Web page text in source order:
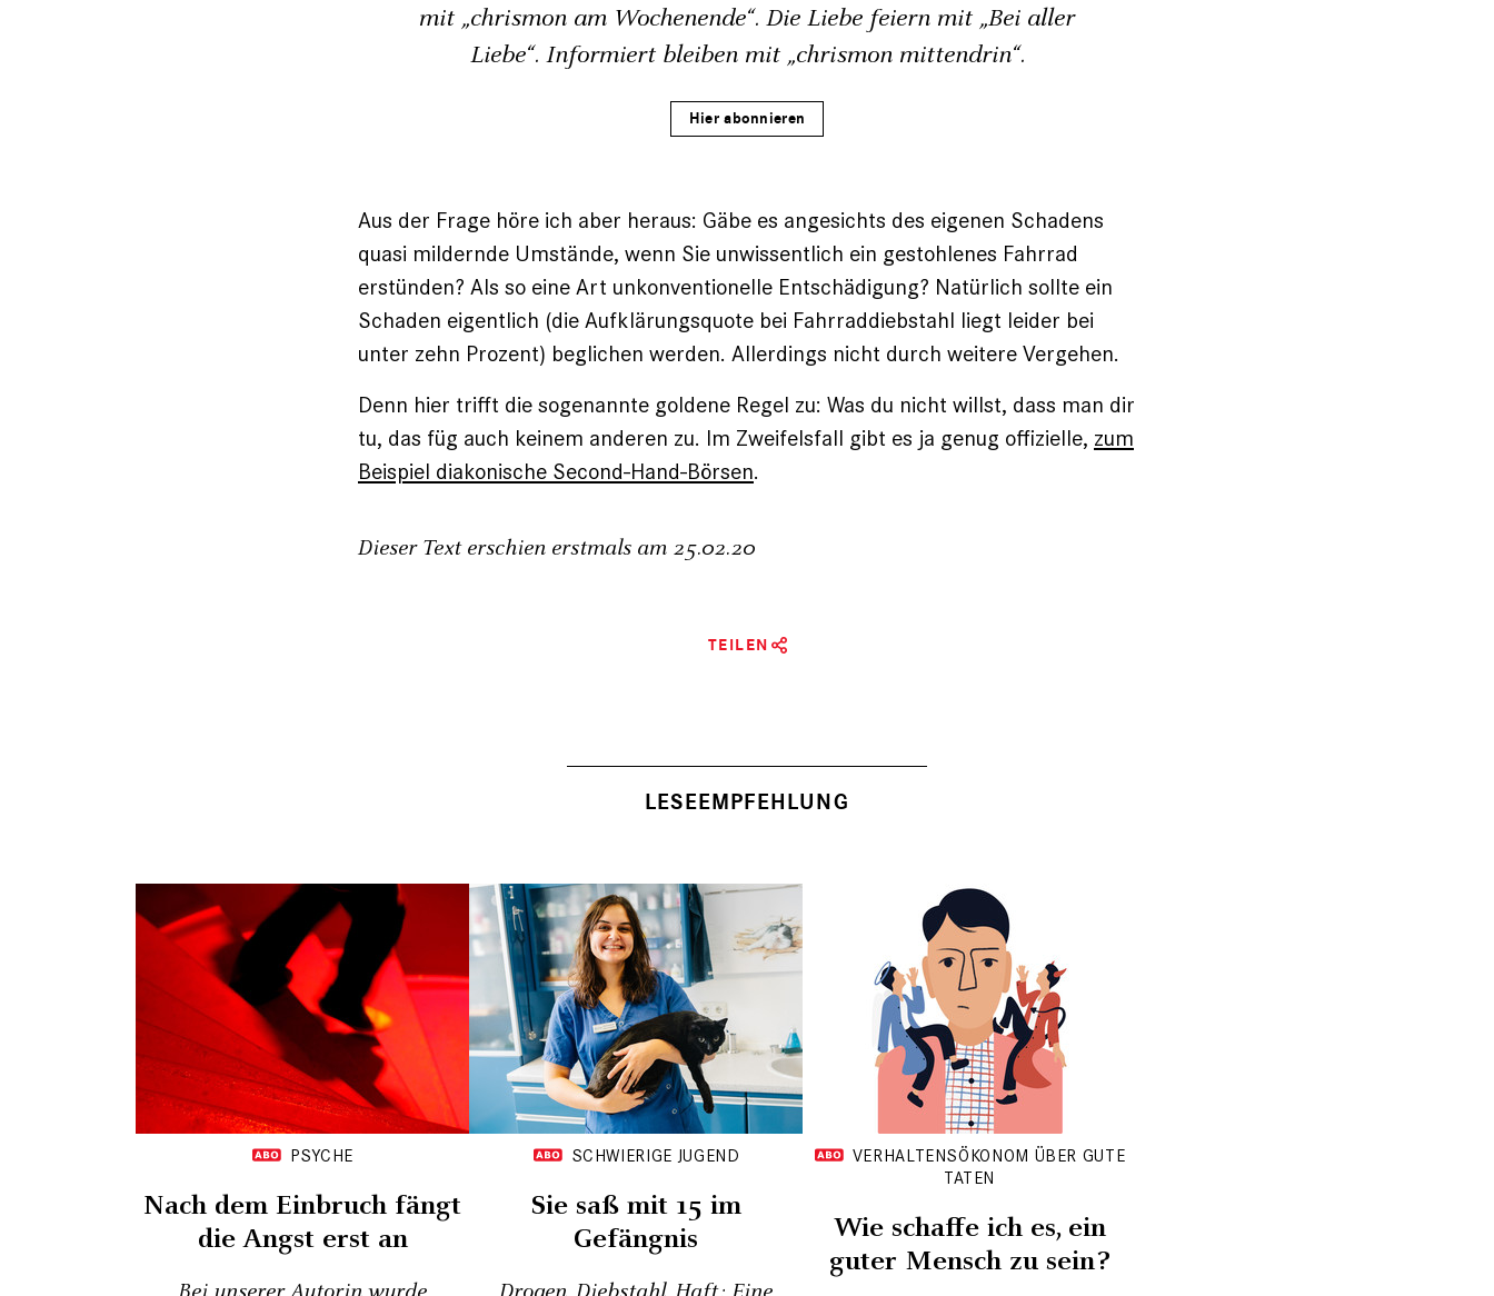
mit „chrismon am Wochenende“. Die Liebe feiern mit „Bei aller
Liebe“. Informiert bleiben mit „chrismon mittendrin“.
Hier abonnieren
Aus der Frage höre ich aber heraus: Gäbe es angesichts des eigenen Schadens
quasi mildernde Umstände, wenn Sie unwissentlich ein gestohlenes Fahrrad
erstünden? Als so eine Art unkonventionelle Entschädigung? Natürlich sollte ein
Schaden eigentlich (die Aufklärungsquote bei Fahrraddiebstahl liegt leider bei
unter zehn Prozent) beglichen werden. Allerdings nicht durch weitere Ver­gehen.
Denn hier trifft die sogenannte goldene Regel zu: Was du nicht willst, dass man dir
tu, das füg auch keinem anderen zu. Im Zweifelsfall gibt es ja genug offizielle, zum
Beispiel diakonische Second-Hand-Börsen.
Dieser Text erschien erstmals am 25.02.20
TEILEN
LESEEMPFEHLUNG
PSYCHE
Nach dem Einbruch fängt
die Angst erst an
SCHWIERIGE JUGEND
Sie saß mit 15 im
Gefängnis
VERHALTENSÖKONOM ÜBER GUTE
TATEN
Wie schaffe ich es, ein
guter Mensch zu sein?